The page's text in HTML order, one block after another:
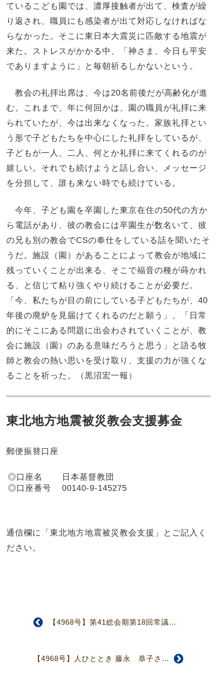
ているこども園では、濃厚接触者が出て、検査が繰
り返され、職員にも感染者が出て対応しなければな
らなかった。そこに東日本大震災に匹敵する地震が
来た。ストレスがかかる中、「神さま、今日も平安
でありますように」と毎朝祈るしかないという。
教会の礼拝出席は、今は20名前後だが高齢化が進
む。これまで、年に何回かは、園の職員が礼拝に来
られていたが、今は出来なくなった。家族礼拝とい
う形で子どもたちを中心にした礼拝をしているが、
子どもが一人、二人、何とか礼拝に来てくれるのが
嬉しい。それでも続けようと話し合い、メッセージ
を分担して、誰も来ない時でも続けている。
今年、子ども園を卒園した東京在住の50代の方か
ら電話があり、彼の教会には卒園生が数名いて、彼
の兄も別の教会でCSの奉仕をしている話を聞いたそ
うだ。施設（園）があることによって教会が地域に
残っていくことが出来る、そこで福音の種が蒔かれ
る、と信じて粘り強くやり続けることが必要だ。
「今、私たちが目の前にしている子どもたちが、40
年後の廃炉を見届けてくれるのだと願う」、「日常
的にそこにある問題に出会わされていくことが、教
会に施設（園）のある意味だろうと思う」と語る牧
師と教会の熱い思いを受け取り、支援の力が強くな
ることを祈った。（黒沼宏一報）
東北地方地震被災教会支援募金
郵便振替口座
◎口座名
日本基督教団
◎口座番号
00140-9-145275
通信欄に「東北地方地震被災教会支援」とご記入く
ださい。
【4968号】第41総会期第18回常議員会（1面）
【4968号】人ひととき 藤永 恭子さん-(4面)